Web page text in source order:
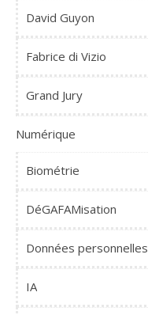
David Guyon
Fabrice di Vizio
Grand Jury
Numérique
Biométrie
DéGAFAMisation
Données personnelles
IA